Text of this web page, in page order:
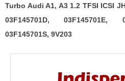
03F145701C,
03F145701D,
03F145701E,
Turbo Audi A1, A3 1.2 TFSI ICSI
03F145701D, 03F145701E,
03F145701S, 9V203